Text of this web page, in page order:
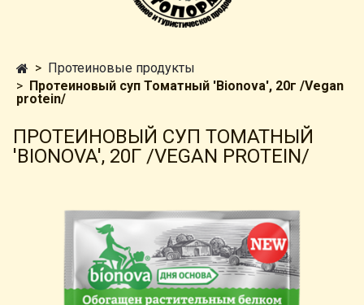
Протеиновые продукты
Протеиновый суп Томатный 'Bionova', 20г /Vegan
protein/
ПРОТЕИНОВЫЙ СУП ТОМАТНЫЙ
'BIONOVA', 20Г /VEGAN PROTEIN/